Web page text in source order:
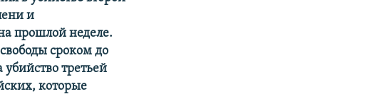
и
прошлой неделе.
сроком до
третьей
которые